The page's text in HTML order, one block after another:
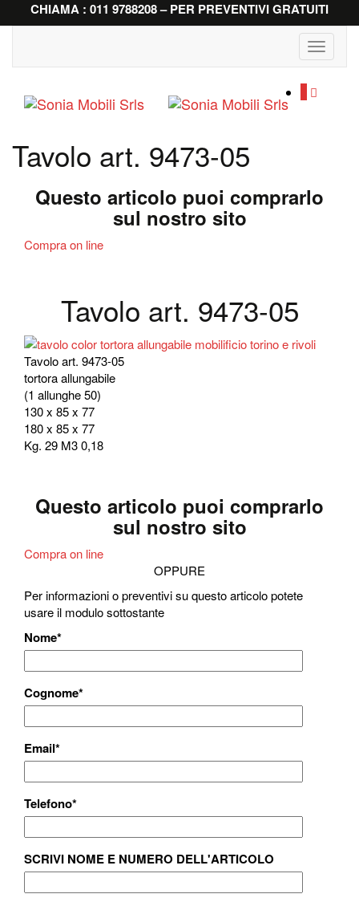
CHIAMA : 011 9788208 – PER PREVENTIVI GRATUITI
Toggle
Tavolo art. 9473-05
Questo articolo puoi comprarlo
sul nostro sito
Compra on line
Tavolo art. 9473-05
Tavolo art. 9473-05
tortora allungabile
(1 allunghe 50)
130 x 85 x 77
180 x 85 x 77
Kg. 29 M3 0,18
Questo articolo puoi comprarlo
sul nostro sito
Compra on line
OPPURE
Per informazioni o preventivi su questo articolo potete
usare il modulo sottostante
Nome*
Cognome*
Email*
Telefono*
SCRIVI NOME E NUMERO DELL'ARTICOLO